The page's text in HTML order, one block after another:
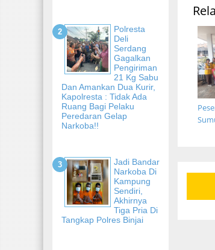
Polresta
Deli
Serdang
Gagalkan
Pengiriman
21 Kg Sabu
Dan Amankan Dua Kurir,
Kapolresta : Tidak Ada
Ruang Bagi Pelaku
Peredaran Gelap
Narkoba!!
Jadi Bandar
Narkoba Di
Kampung
Sendiri,
Akhirnya
Tiga Pria Di
Tangkap Polres Binjai